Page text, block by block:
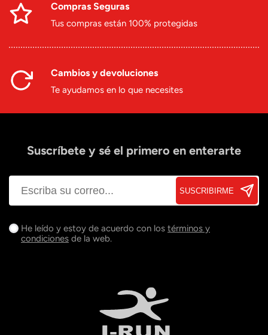
Compras Seguras
Tus compras están 100% protegidas
Cambios y devoluciones
Te ayudamos en lo que necesites
Suscríbete y sé el primero en enterarte
SUSCRIBIRME
He leído y estoy de acuerdo con los términos y
condiciones de la web.